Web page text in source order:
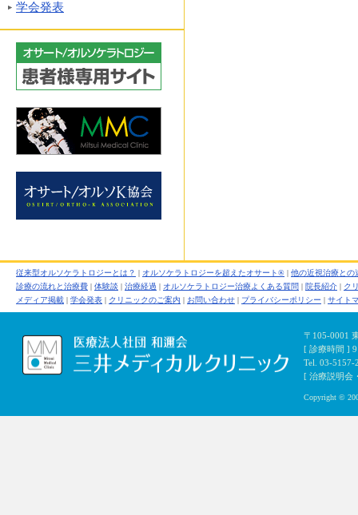
学会発表
従来型オルソケラトロジーとは？ | オルソケラトロジーを超えたオサート® | 他の近視治療との
診療の流れと治療費 | 体験談 | 治療経過 | オルソケラトロジー治療よくある質問 | 院長紹介 | ク
メディア掲載 | 学会発表 | クリニックのご案内 | お問い合わせ | プライバシーポリシー | サイト
〒105-0001
[ 診療時間 ]
Tel. 03-5157-
[ 治療説明会
Copyright ©